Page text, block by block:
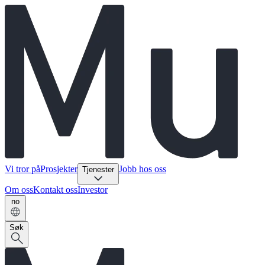
Vi tror påProsjekter Tjenester Jobb hos oss
Om ossKontakt ossInvestor
no
Søk